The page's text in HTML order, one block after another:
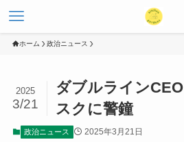
ホーム 政治ニュース
ダブルライン
スクに警鐘
2025
3/21
政治ニュース 2025年3月21日